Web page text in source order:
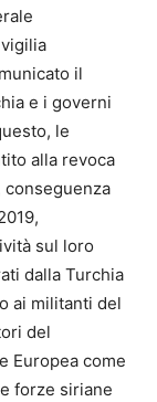
il
e i governi
le
alla revoca
conseguenza
sul loro
dalla Turchia
ai militanti del
del
Europea come
forze siriane